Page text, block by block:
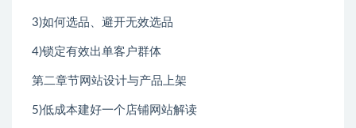
3)如何选品、避开无效选品
4)锁定有效出单客户群体
第二章节网站设计与产品上架
5)低成本建好一个店铺网站解读